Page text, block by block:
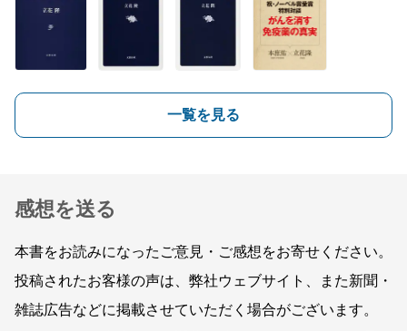
一覧を見る
感想を送る
本書をお読みになったご意見・ご感想をお寄せください。
投稿されたお客様の声は、弊社ウェブサイト、また新聞・
雑誌広告などに掲載させていただく場合がございます。